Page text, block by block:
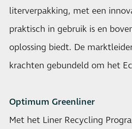
literverpakking, met een
praktisch in gebruik is en
oplossing biedt. De
krachten gebundeld om het
Optimum Greenliner
Met het Liner Recycling